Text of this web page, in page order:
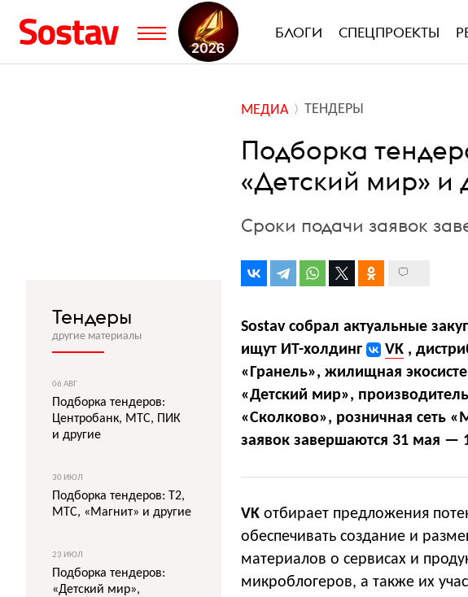
БЛОГИ СПЕЦПРОЕКТЫ
МЕДИА ТЕНДЕРЫ
Подборка
«Детский мир» и
Сроки подачи заявок
Sostav собрал актуальные
ищут ИТ-холдинг
VK ,
«Гранель», жилищная
«Детский мир»,
«Сколково», розничная сеть
заявок завершаются 31 мая —
VK отбирает предложения
обеспечивать создание и
материалов о сервисах и
микроблогеров, а также их
Тендеры
другие материалы
06 АВГ
Подборка тендеров:
Центробанк, МТС, ПИК
и другие
30 ИЮЛ
Подборка тендеров: T2,
МТС, «Магнит» и другие
23 ИЮЛ
Подборка тендеров:
«Детский мир»,